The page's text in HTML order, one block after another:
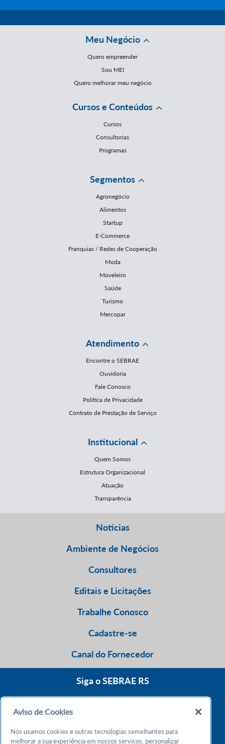
Meu Negócio
Quero empreender
Sou MEI
Quero melhorar meu negócio
Cursos e Conteúdos
Cursos
Consultorias
Programas
Segmentos
Agronegócio
Alimentos
Startup
E-Commerce
Franquias / Redes de Cooperação
Moda
Moveleiro
Saúde
Turismo
Mercopar
Atendimento
Encontre o SEBRAE
Ouvidoria
Fale Conosco
Política de Privacidade
Contrato de Prestação de Serviço
Institucional
Quem Somos
Estrutura Organizacional
Atuação
Transparência
Notícias
Ambiente de Negócios
Consultores
Editais e Licitações
Trabalhe Conosco
Cadastre-se
Canal do Fornecedor
Siga o SEBRAE RS
Atendimento 24h
Aviso de Cookies
Nós usamos cookies e outras tecnologias semelhantes para
melhorar a sua experiência em nossos serviços, personalizar